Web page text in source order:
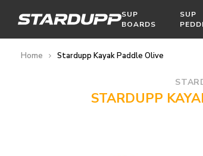
SUP
BOARDS
SUP
Home Stardupp Kayak Paddle Olive
STARDUPP